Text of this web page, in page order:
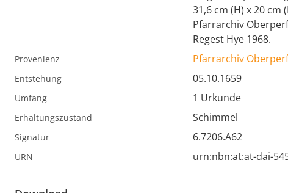
31,6 cm (H) x 20 cm
Pfarrarchiv
Regest Hye 1968.
Provenienz Pfarrarchiv
Entstehung 05.10.1659
Umfang 1 Urkunde
Erhaltungszustand Schimmel
Signatur 6.7206.A62
URN urn:nbn:at:at-dai-